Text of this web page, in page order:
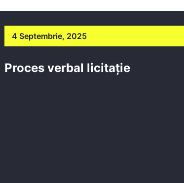
4 Septembrie, 2025
Proces verbal licitație